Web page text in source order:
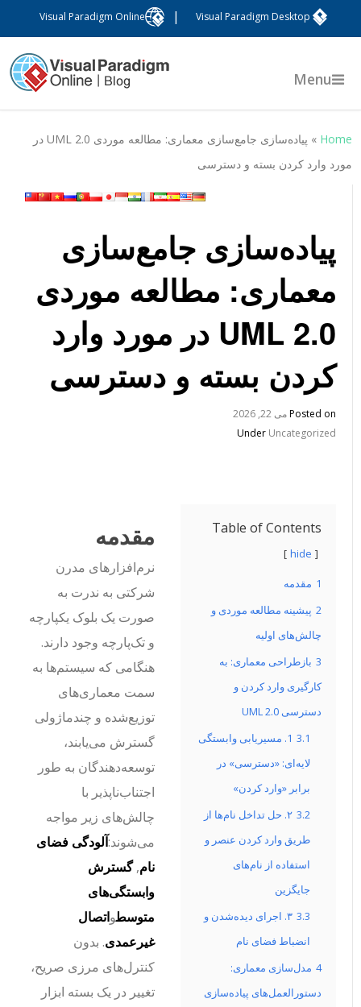
Visual Paradigm Desktop
Visual Paradigm Online
Menu
Home
»
پیاده‌سازی جامع‌سازی معماری: مطالعه موردی UML 2.0 در
مورد وارد کردن بسته و دسترسی
پیاده‌سازی جامع‌سازی
معماری: مطالعه موردی
UML 2.0 در مورد وارد
کردن بسته و دسترسی
Posted onمی 22, 2026
UnderUncategorized
Table of Contents
hide
مقدمه
پیشینه مطالعه موردی و
چالش‌های اولیه
بازطراحی معماری: به
کارگیری وارد کردن و
دسترسی UML 2.0
3.1
1. مسیریابی وابستگی
لایه‌ای: «دسترسی» در
برابر «وارد کردن»
3.2
۲. حل تداخل نام‌ها از
طریق وارد کردن عنصر و
استفاده از نام‌های
جایگزین
3.3
۳. اجرای دیده‌شدن و
انضباط فضای نام
مدل‌سازی معماری:
دستورالعمل‌های پیاده‌سازی
مقدمه
نرم‌افزارهای مدرن
شرکتی به ندرت به
صورت یک بلوک یکپارچه
و تک‌پارچه وجود دارند.
هنگامی که سیستم‌ها به
سمت معماری‌های
توزیع‌شده و چندماژولی
گسترش می‌یابند،
توسعه‌دهندگان به طور
اجتناب‌ناپذیر با
چالش‌های زیر مواجه
می‌شوند:آلودگی فضای
نام,گسترش
وابستگی‌های
متوسطواتصال
غیرعمدی. بدون
کنترل‌های مرزی صریح،
تغییر در یک بسته ابزار